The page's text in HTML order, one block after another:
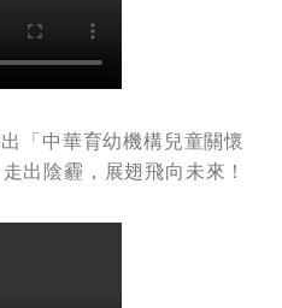
「中華育幼機構兒童關懷
出陰霾，展翅飛向未來！